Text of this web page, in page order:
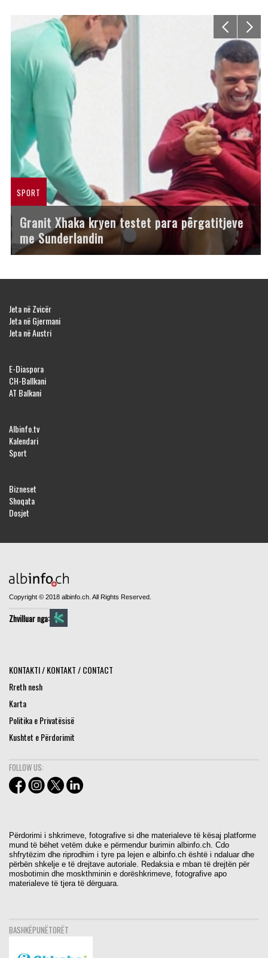
SPORT
Granit Xhaka kryen testet para përgatitjeve
me Sunderlandin
Jeta në Zvicër
Jeta në Gjermani
Jeta në Austri
E-Diaspora
CH-Ballkani
AT Balkani
Albinfo.tv
Kalendari
Sport
Bizneset
Shoqata
Dosjet
Copyright © 2018 albinfo.ch. All Rights Reserved.
Zhvilluar nga:
KONTAKTI / KONTAKT / CONTACT
Rreth nesh
Karta
Politika e Privatësisë
Kushtet e Përdorimit
FOLLOW US:
Përdorimi i shkrimeve, fotografive si dhe materialeve të kësaj platforme
mund të bëhet vetëm duke e përmendur burimin albinfo.ch. Cdo
shfrytëzim dhe riprodhim i tyre pa lejen e albinfo.ch është i ndaluar dhe
përbën shkelje e të drejtave autoriale. Redaksia e mban të drejtën për
mosbotimin dhe moskthminin e dorëshkrimeve, fotografive apo
materialeve të tjera të dërguara.
BASHKËPUNËTORËT